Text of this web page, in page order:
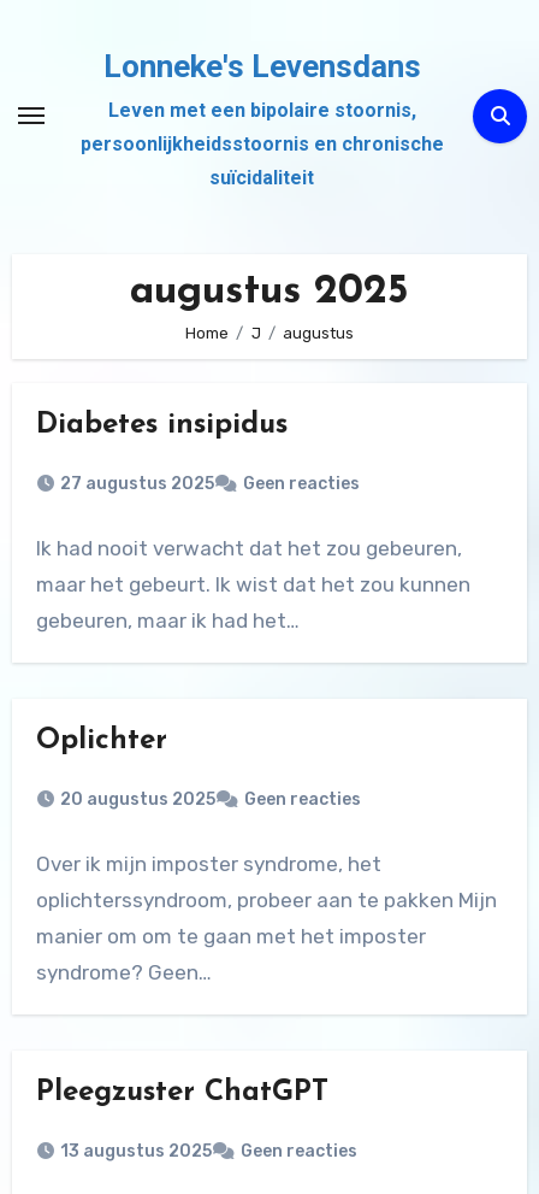
inhoud
Lonneke's Levensdans
Leven met een bipolaire stoornis,
persoonlijkheidsstoornis en chronische
suïcidaliteit
augustus 2025
Home J augustus
Diabetes insipidus
27 augustus 2025 Geen reacties
Ik had nooit verwacht dat het zou gebeuren,
maar het gebeurt. Ik wist dat het zou kunnen
gebeuren, maar ik had het…
Oplichter
20 augustus 2025 Geen reacties
Over ik mijn imposter syndrome, het
oplichterssyndroom, probeer aan te pakken Mijn
manier om om te gaan met het imposter
syndrome? Geen…
Pleegzuster ChatGPT
13 augustus 2025 Geen reacties